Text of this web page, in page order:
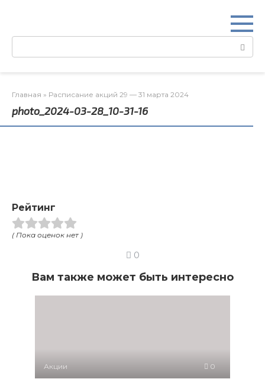
Поиск:
Главная » Расписание акций 29 — 31 марта 2024
photo_2024-03-28_10-31-16
Рейтинг
( Пока оценок нет )
0
Вам также может быть интересно
Акции 0